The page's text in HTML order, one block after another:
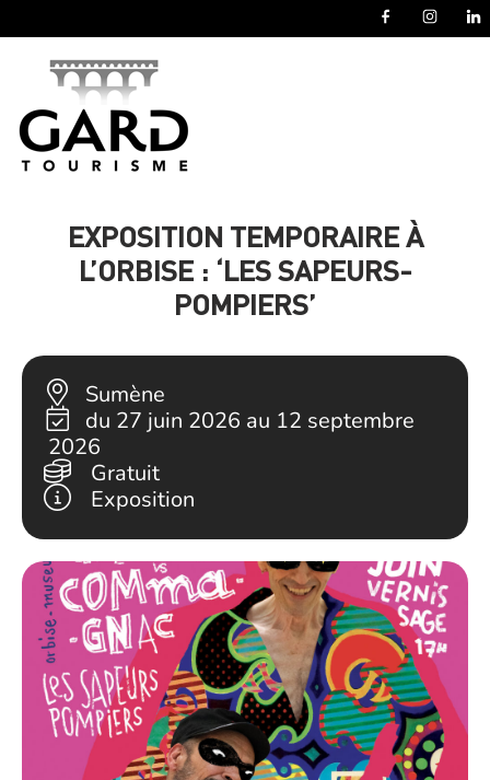
EXPOSITION TEMPORAIRE À
L’ORBISE : ‘LES SAPEURS-
POMPIERS’
Sumène
du 27 juin 2026 au 12 septembre
2026
Gratuit
Exposition